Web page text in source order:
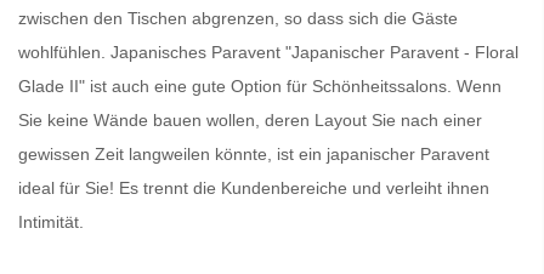
zwischen den Tischen abgrenzen, so dass sich die Gäste
wohlfühlen. Japanisches Paravent "Japanischer Paravent - Floral
Glade II" ist auch eine gute Option für Schönheitssalons. Wenn
Sie keine Wände bauen wollen, deren Layout Sie nach einer
gewissen Zeit langweilen könnte, ist ein japanischer Paravent
ideal für Sie! Es trennt die Kundenbereiche und verleiht ihnen
Intimität.